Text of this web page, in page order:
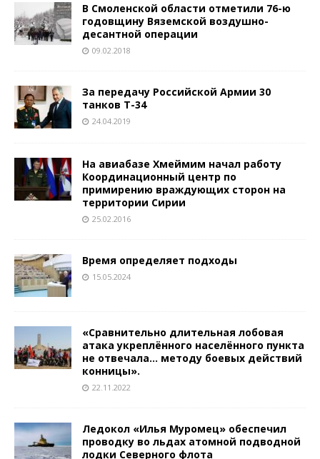
В Смоленской области отметили 76-ю
годовщину Вяземской воздушно-
десантной операции
09.02.2018
За передачу Российской Армии 30
танков Т-34
24.04.2019
На авиабазе Хмеймим начал работу
Координационный центр по
примирению враждующих сторон на
территории Сирии
25.02.2016
Время определяет подходы
15.05.2024
«Сравнительно длительная лобовая
атака укреплённого населённого пункта
не отвечала… методу боевых действий
конницы».
22.11.2022
Ледокол «Илья Муромец» обеспечил
проводку во льдах атомной подводной
лодки Северного флота